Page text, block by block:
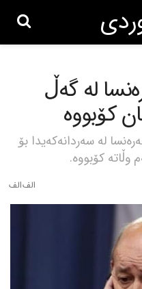
لە گەڵ
کۆبووە
لە سەردانەکەیدا بۆ
کۆبووە.